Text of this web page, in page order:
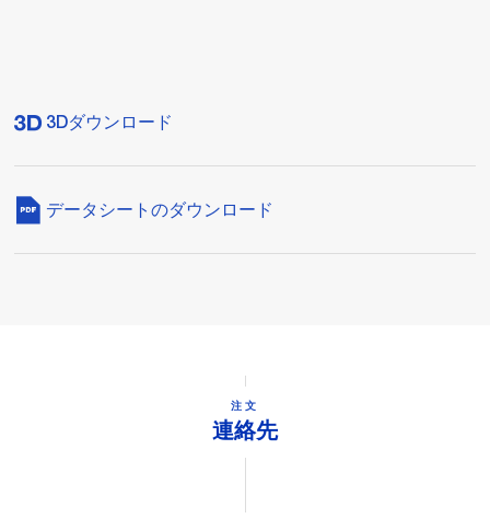
3Dダウンロード
データシートのダウンロード
注文
連絡先